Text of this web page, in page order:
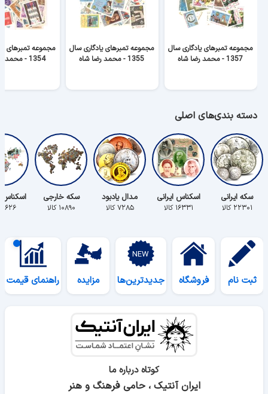
مجموعه تمبرهای یادگاری سال
1357 - محمد رضا شاه
مجموعه تمبرهای یادگاری سال
1355 - محمد رضا شاه
مجموعه تمبرهای
1354 - محمد رضا شاه
دسته بندی‌های اصلی
سکه ایرانی
۲۲۳۰۱ کالا
اسکناس ایرانی
۱۶۳۳۱ کالا
مدال یادبود
۷۲۸۵ کالا
سکه خارجی
۱۰۸۹۰ کالا ۵۶۲۶ کالا
ثبت نام فروشگاه جدیدترین‌ها مزایده راهنمای قیمت
کوتاه درباره ما
ایران آنتیک ، حامی فرهنگ و هنر